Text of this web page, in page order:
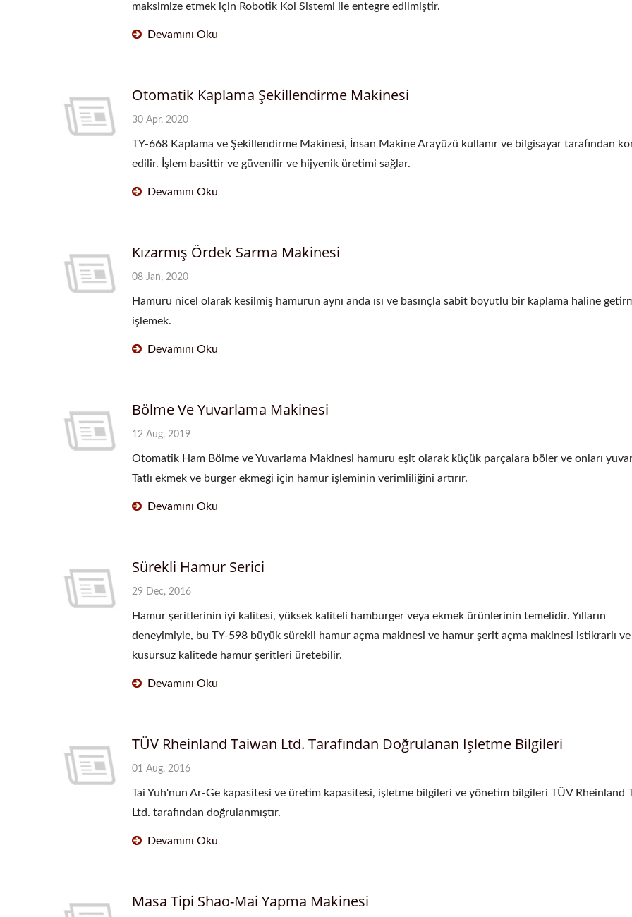
maksimize etmek için Robotik Kol Sistemi ile entegre edilmiştir.
Devamını Oku
Otomatik Kaplama Şekillendirme Makinesi
30 Apr, 2020
TY-668 Kaplama ve Şekillendirme Makinesi, İnsan Makine Arayüzü kullanır ve bilgisayar tarafından
edilir. İşlem basittir ve güvenilir ve hijyenik üretimi sağlar.
Devamını Oku
Kızarmış Ördek Sarma Makinesi
08 Jan, 2020
Hamuru nicel olarak kesilmiş hamurun aynı anda ısı ve basınçla sabit boyutlu bir kaplama haline
işlemek.
Devamını Oku
Bölme Ve Yuvarlama Makinesi
12 Aug, 2019
Otomatik Ham Bölme ve Yuvarlama Makinesi hamuru eşit olarak küçük parçalara böler ve onları
Tatlı ekmek ve burger ekmeği için hamur işleminin verimliliğini artırır.
Devamını Oku
Sürekli Hamur Serici
29 Dec, 2016
Hamur şeritlerinin iyi kalitesi, yüksek kaliteli hamburger veya ekmek ürünlerinin temelidir. Yılların
deneyimiyle, bu TY-598 büyük sürekli hamur açma makinesi ve hamur şerit açma makinesi istikrarlı ve
kusursuz kalitede hamur şeritleri üretebilir.
Devamını Oku
TÜV Rheinland Taiwan Ltd. Tarafından Doğrulanan Işletme Bilgileri
01 Aug, 2016
Tai Yuh'nun Ar-Ge kapasitesi ve üretim kapasitesi, işletme bilgileri ve yönetim bilgileri TÜV Rheinland
Ltd. tarafından doğrulanmıştır.
Devamını Oku
Masa Tipi Shao-Mai Yapma Makinesi